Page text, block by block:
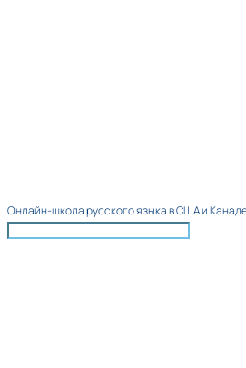
Онлайн-школа русского языка в США и